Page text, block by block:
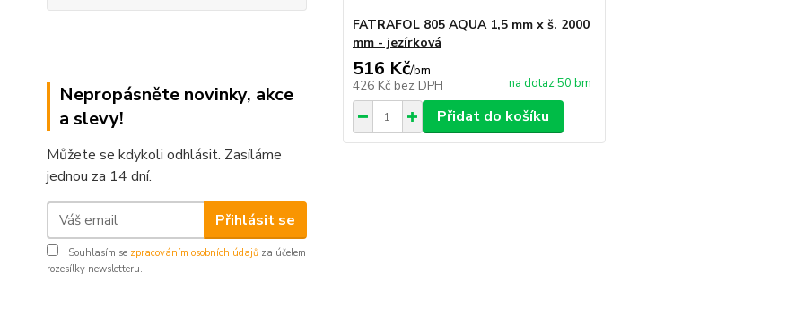
Nepropásněte novinky, akce
a slevy!
Můžete se kdykoli odhlásit. Zasíláme
jednou za 14 dní.
Přihlásit se
Souhlasím se zpracováním osobních údajů za účelem
rozesílky newsletteru.
FATRAFOL 805 AQUA 1,5 mm x š. 2000
mm - jezírková
516 Kč/bm
426 Kč bez DPH na dotaz 50 bm
Přidat do košíku